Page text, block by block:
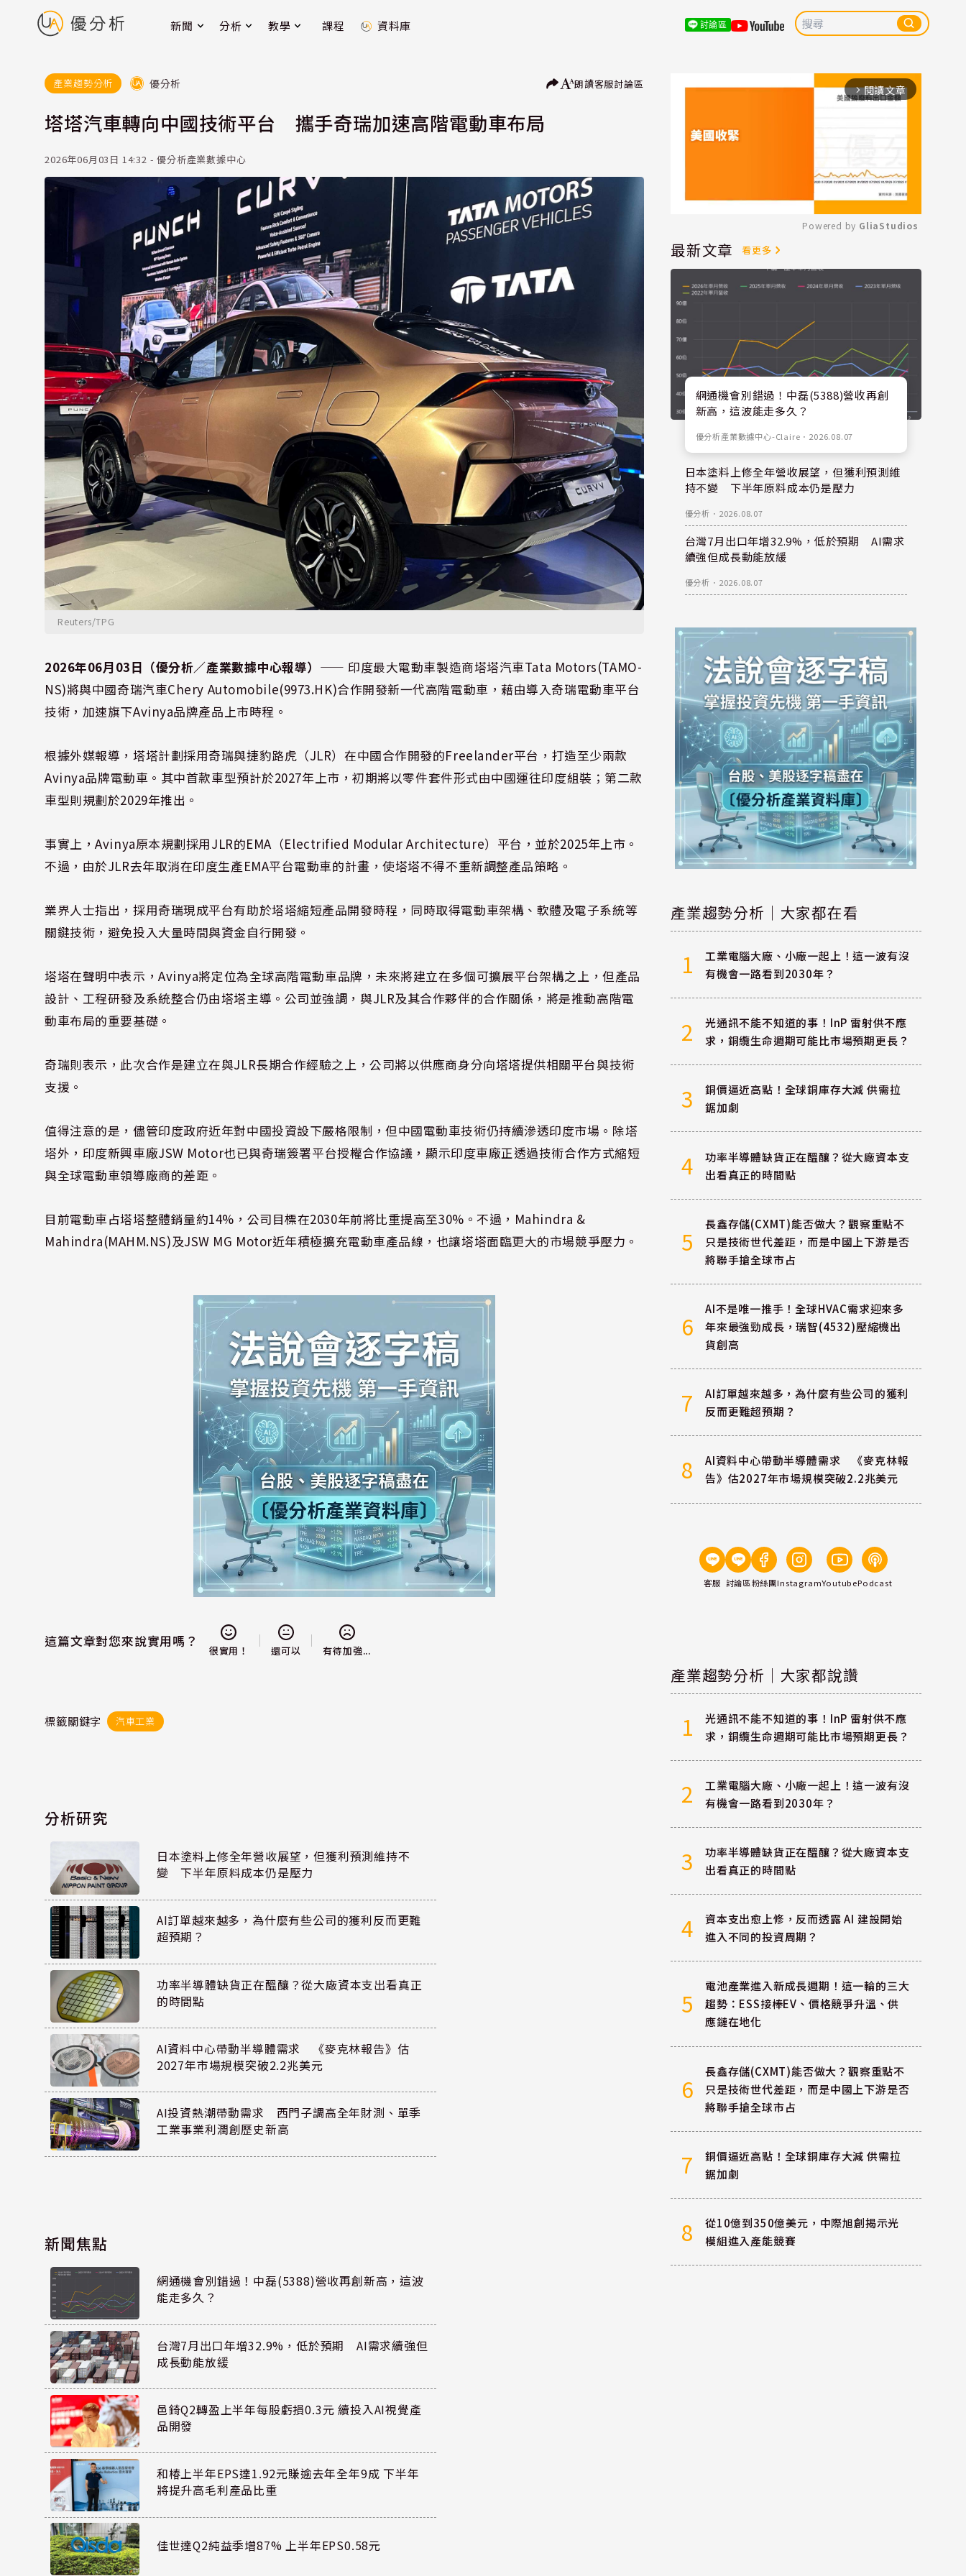
新聞 分析 教學 課程 資料庫 討論區
產業趨勢分析 優分析 朗讀客服討論區
塔塔汽車轉向中國技術平台 攜手奇瑞加速高階電動車布局
2026年06月03日 14:32 - 優分析產業數據中心
Reuters/TPG
2026年06月03日（優分析／產業數據中心報導） ⸺ 印度最大電動車製造商塔塔汽車Tata Motors(TAMO-
NS)將與中國奇瑞汽車Chery Automobile(9973.HK)合作開發新一代高階電動車，藉由導入奇瑞電動車平台
技術，加速旗下Avinya品牌產品上市時程。
根據外媒報導，塔塔計劃採用奇瑞與捷豹路虎（JLR）在中國合作開發的Freelander平台，打造至少兩款
Avinya品牌電動車。其中首款車型預計於2027年上市，初期將以零件套件形式由中國運往印度組裝；第二款
車型則規劃於2029年推出。
事實上，Avinya原本規劃採用JLR的EMA（Electrified Modular Architecture）平台，並於2025年上市。
不過，由於JLR去年取消在印度生產EMA平台電動車的計畫，使塔塔不得不重新調整產品策略。
業界人士指出，採用奇瑞現成平台有助於塔塔縮短產品開發時程，同時取得電動車架構、軟體及電子系統等
關鍵技術，避免投入大量時間與資金自行開發。
塔塔在聲明中表示，Avinya將定位為全球高階電動車品牌，未來將建立在多個可擴展平台架構之上，但產品
設計、工程研發及系統整合仍由塔塔主導。公司並強調，與JLR及其合作夥伴的合作關係，將是推動高階電
動車布局的重要基礎。
奇瑞則表示，此次合作是建立在與JLR長期合作經驗之上，公司將以供應商身分向塔塔提供相關平台與技術
支援。
值得注意的是，儘管印度政府近年對中國投資設下嚴格限制，但中國電動車技術仍持續滲透印度市場。除塔
塔外，印度新興車廠JSW Motor也已與奇瑞簽署平台授權合作協議，顯示印度車廠正透過技術合作方式縮短
與全球電動車領導廠商的差距。
目前電動車占塔塔整體銷量約14%，公司目標在2030年前將比重提高至30%。不過，Mahindra &
Mahindra(MAHM.NS)及JSW MG Motor近年積極擴充電動車產品線，也讓塔塔面臨更大的市場競爭壓力。
這篇文章對您來說實用嗎？
很實用！ 還可以 有待加強...
標籤關鍵字 汽車工業
分析研究
日本塗料上修全年營收展望，但獲利預測維持不
變 下半年原料成本仍是壓力
AI訂單越來越多，為什麼有些公司的獲利反而更難
超預期？
功率半導體缺貨正在醞釀？從大廠資本支出看真正
的時間點
AI資料中心帶動半導體需求 《麥克林報告》估
2027年市場規模突破2.2兆美元
AI投資熱潮帶動需求 西門子調高全年財測、單季
工業事業利潤創歷史新高
新聞焦點
網通機會別錯過！中磊(5388)營收再創新高，這波
能走多久？
台灣7月出口年增32.9%，低於預期 AI需求續強但
成長動能放緩
邑錡Q2轉盈上半年每股虧損0.3元 續投入AI視覺產
品開發
和椿上半年EPS達1.92元賺逾去年全年9成 下半年
將提升高毛利產品比重
佳世達Q2純益季增87% 上半年EPS0.58元
arrow_forward_ios 閱讀文章
Mute
Powered by GliaStudios
最新文章 看更多
網通機會別錯過！中磊(5388)營收再創
新高，這波能走多久？
優分析產業數據中心-Claire ． 2026.08.07
日本塗料上修全年營收展望，但獲利預測維
持不變 下半年原料成本仍是壓力
優分析 ． 2026.08.07
台灣7月出口年增32.9%，低於預期 AI需求
續強但成長動能放緩
優分析 ． 2026.08.07
產業趨勢分析｜大家都在看
1
工業電腦大廠、小廠一起上！這一波有沒
有機會一路看到2030年？
2
光通訊不能不知道的事！InP 雷射供不應
求，銅纜生命週期可能比市場預期更長？
3
銅價逼近高點！全球銅庫存大減 供需拉
鋸加劇
4
功率半導體缺貨正在醞釀？從大廠資本支
出看真正的時間點
5
長鑫存儲(CXMT)能否做大？觀察重點不
只是技術世代差距，而是中國上下游是否
將聯手搶全球市占
6
AI不是唯一推手！全球HVAC需求迎來多
年來最強勁成長，瑞智(4532)壓縮機出
貨創高
7
AI訂單越來越多，為什麼有些公司的獲利
反而更難超預期？
8
AI資料中心帶動半導體需求 《麥克林報
告》估2027年市場規模突破2.2兆美元
客服 討論區粉絲團InstagramYoutubePodcast
產業趨勢分析｜大家都說讚
1
光通訊不能不知道的事！InP 雷射供不應
求，銅纜生命週期可能比市場預期更長？
2
工業電腦大廠、小廠一起上！這一波有沒
有機會一路看到2030年？
3
功率半導體缺貨正在醞釀？從大廠資本支
出看真正的時間點
4
資本支出愈上修，反而透露 AI 建設開始
進入不同的投資周期？
5
電池產業進入新成長週期！這一輪的三大
趨勢：ESS接棒EV、價格競爭升溫、供
應鏈在地化
6
長鑫存儲(CXMT)能否做大？觀察重點不
只是技術世代差距，而是中國上下游是否
將聯手搶全球市占
7
銅價逼近高點！全球銅庫存大減 供需拉
鋸加劇
8
從10億到350億美元，中際旭創揭示光
模組進入產能競賽